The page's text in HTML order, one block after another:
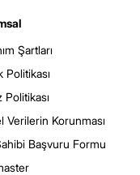
Şartları
Politikası
Politikası
Verilerin Korunması
Başvuru Formu